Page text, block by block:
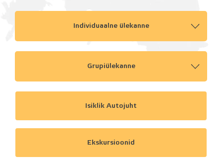
Individuaalne ülekanne
Grupiülekanne
Isiklik Autojuht
Ekskursioonid